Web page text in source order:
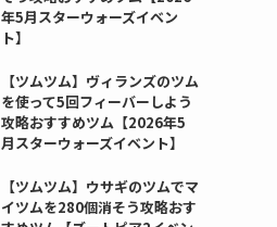
年5月スターウォーズイベン
ト】
【ツムツム】ヴィランズのツム
を使って5回フィーバーしよう
攻略おすすめツム【2026年5
月スターウォーズイベント】
【ツムツム】ウサギのツムでマ
イツムを280個消そう攻略おす